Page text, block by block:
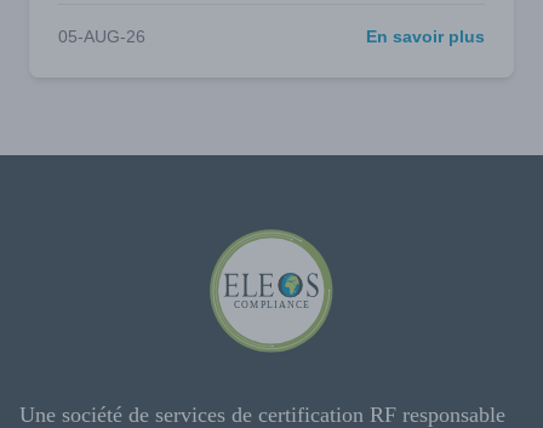
05-AUG-26 En savoir plus
Une société de services de certification RF responsable